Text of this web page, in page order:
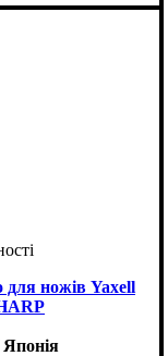
для ножів Yaxell
Японія